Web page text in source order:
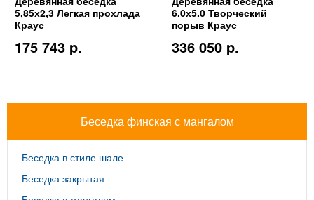
5,85х2,3 Легкая прохлада
Краус
175 743 p.
6.0х5.0 Творческий
порыв Краус
336 050 p.
Беседка финская с мангалом
Беседка в стиле шале
Беседка закрытая